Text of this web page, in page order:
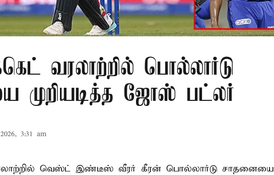
வரலாற்றில் பொல்லார்டு
முறியடித்த ஜோஸ் பட்லர்
3:31 am
வரலாற்றில் வெஸ்ட் இண்டீஸ் வீரர் கீரன் பொல்லார்டு சாதனையை